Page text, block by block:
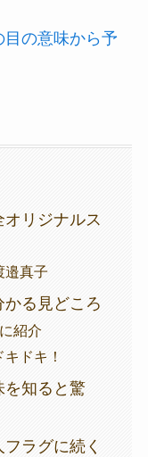
目の意味から予
オリジナルス
邉真子
かる見どころ
紹介
ドキ！
を知ると驚
ラグに続く